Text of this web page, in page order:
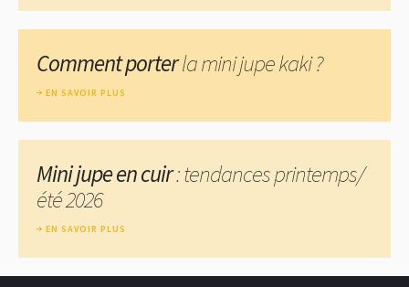
Comment porterla mini jupe kaki ?
EN SAVOIR PLUS
Mini jupe en cuir: tendances printemps/
été 2026
EN SAVOIR PLUS